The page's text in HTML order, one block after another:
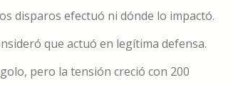
disparos efectuó ni dónde lo impactó.
que actuó en legítima defensa.
pero la tensión creció con 200